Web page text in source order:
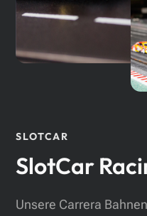
SLOTCAR
SlotCar
Unsere Carrera